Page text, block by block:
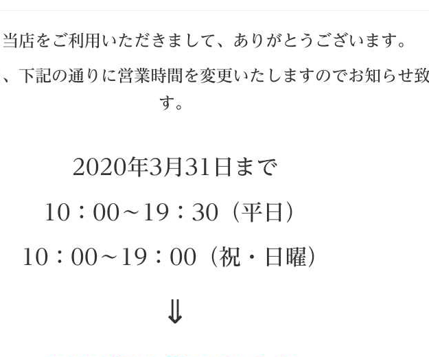
当店をご利用いただきまして、ありがとうございます。
下記の通りに営業時間を変更いたしますのでお知らせ
す。
2020年3月31日まで
10：00～19：30（平日）
10：00～19：00（祝・日曜）
⇓